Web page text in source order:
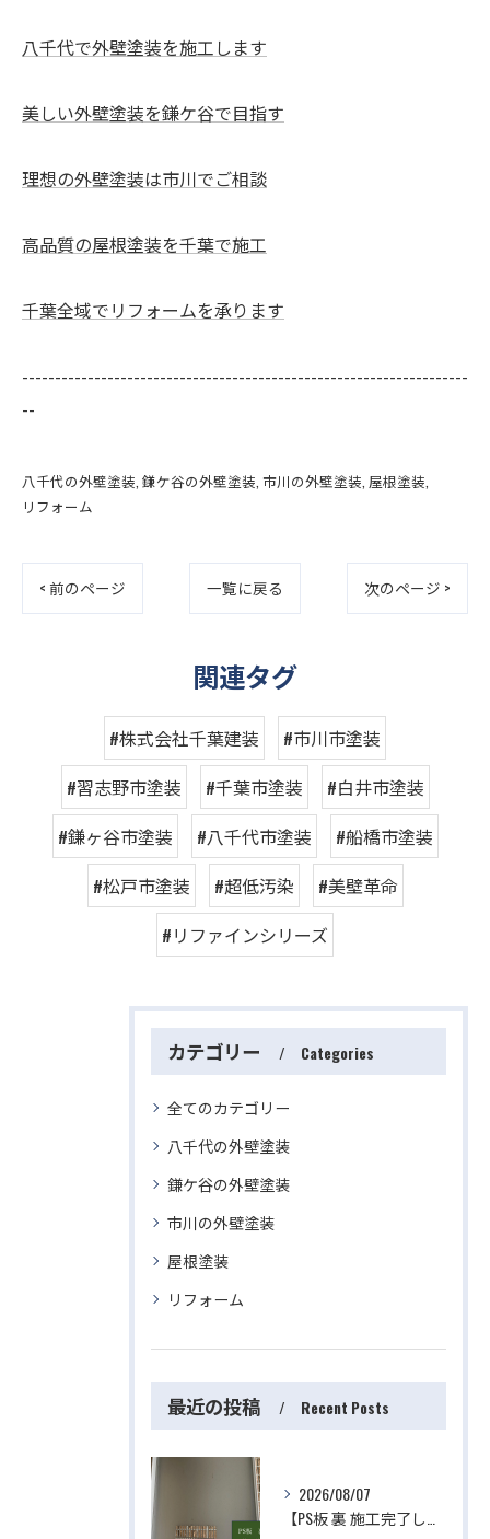
八千代で外壁塗装を施工します
美しい外壁塗装を鎌ケ谷で目指す
理想の外壁塗装は市川でご相談
高品質の屋根塗装を千葉で施工
千葉全域でリフォームを承ります
--------------------------------------------------------------------
--
八千代の外壁塗装 鎌ケ谷の外壁塗装 市川の外壁塗装 屋根塗装
リフォーム
< 前のページ 一覧に戻る 次のページ >
関連タグ
#株式会社千葉建装
#市川市塗装
#習志野市塗装
#千葉市塗装
#白井市塗装
#鎌ヶ谷市塗装
#八千代市塗装
#船橋市塗装
#松戸市塗装
#超低汚染
#美壁革命
#リファインシリーズ
カテゴリー Categories
全てのカテゴリー
八千代の外壁塗装
鎌ケ谷の外壁塗装
市川の外壁塗装
屋根塗装
リフォーム
最近の投稿 Recent Posts
2026/08/07